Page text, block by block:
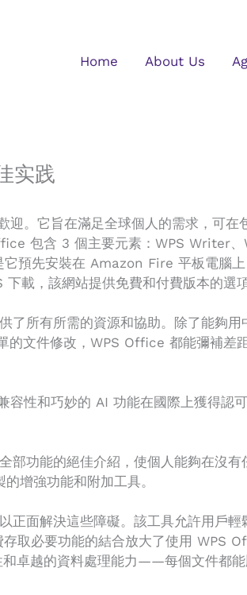
Home About Us
实践
。它旨在滿足全球個人的需求，可在
包含 3 個主要元素：WPS Writer
預先安裝在 Amazon Fire 平板電腦
載，該網站提供免費和付費版本的選項
所有所需的資源和協助。除了能夠用
的文件修改，WPS Office 都能彌補差
容性和巧妙的 AI 功能在國際上獲得認
功能的絕佳介紹，使個人能夠在沒有
增強功能和附加工具。
正面解決這些障礙。該工具允許用戶
取必要功能的結合放大了使用 WPS
卓越的資料處理能力——每個文件都能